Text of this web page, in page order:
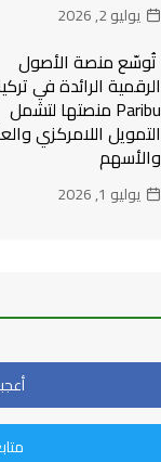
يوليو 2, 2026
تُوسّع منصة الأصول
الرقمية الرائدة في
Paribu منصتها لتشمل
التمويل اللامركزي
والأسهم
يوليو 1, 2026